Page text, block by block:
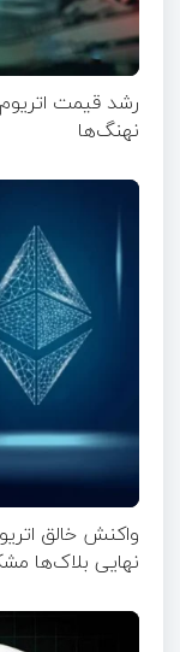
نهنگ‌ها
واکنش خالق
نهایی بلاک‌ها